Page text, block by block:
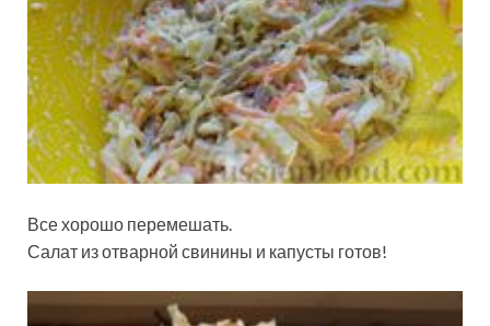
Все хорошо перемешать.
Салат из отварной свинины и капусты готов!